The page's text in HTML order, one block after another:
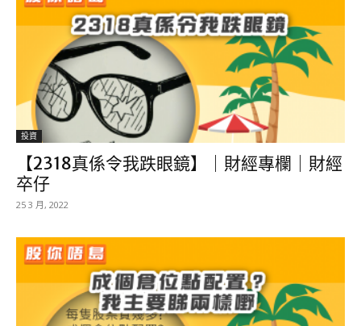
投資
【2318真係令我跌眼鏡】｜財經專欄｜財經
卒仔
25 3 月, 2022